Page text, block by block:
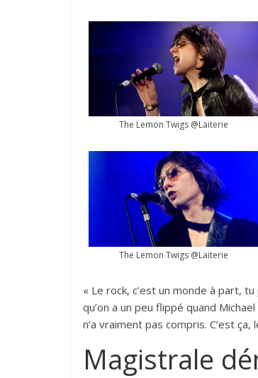
The Lemon Twigs @Laiterie
The Lemon Twigs @Laiterie
« Le rock, c’est un monde à part,
qu’on a un peu flippé quand
n’a vraiment pas compris. C’est ça,
Magistrale